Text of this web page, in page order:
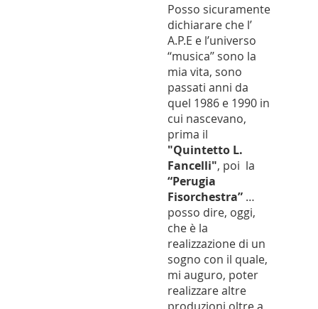
Posso sicuramente
dichiarare che l’
A.P.E e l’universo
‘‘musica’’ sono la
mia vita, sono
passati anni da
quel 1986 e 1990 in
cui nascevano,
prima il
"Quintetto L.
Fancelli", poi la
“Perugia
Fisorchestra” …
posso dire, oggi,
che è la
realizzazione di un
sogno con il quale,
mi auguro, poter
realizzare altre